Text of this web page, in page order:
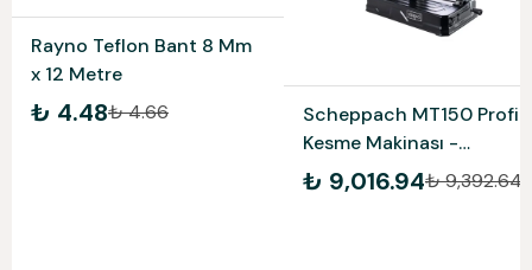
Rayno Teflon Bant 8 Mm
x 12 Metre
₺ 4.48₺ 4.66
Scheppach MT150 Profil
Kesme Makinası -
5903703901
₺ 9,016.94₺ 9,392.64